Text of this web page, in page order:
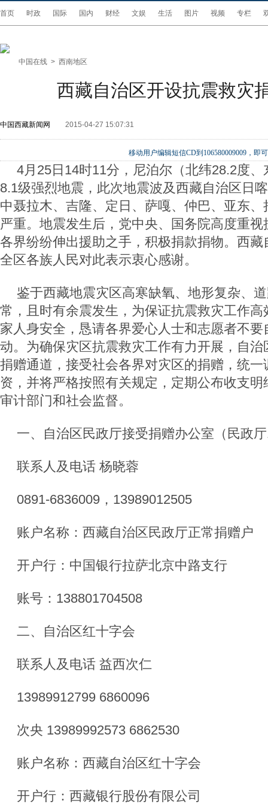
首页 时政 国际 国内 财经 文娱 生活 图片 视频 专栏
中国在线 > 西南地区
西藏自治区开设抗震救灾
中国西藏新闻网 2015-04-27 15:07:31
移动用户编辑短信CD到106580009009，即
4月25日14时11分，尼泊尔（北纬28.2度
8.1级强烈地震，此次地震波及西藏自治区日
中聂拉木、吉隆、定日、萨嘎、仲巴、亚东
严重。地震发生后，党中央、国务院高度重
各界纷纷伸出援助之手，积极捐款捐物。西
全区各族人民对此表示衷心感谢。
鉴于西藏地震灾区高寒缺氧、地形复杂、
常，且时有余震发生，为保证抗震救灾工作
家人身安全，恳请各界爱心人士和志愿者不
动。为确保灾区抗震救灾工作有力开展，自
捐赠通道，接受社会各界对灾区的捐赠，统
资，并将严格按照有关规定，定期公布收支
审计部门和社会监督。
一、自治区民政厅接受捐赠办公室（民政
联系人及电话 杨晓蓉
0891-6836009，13989012505
账户名称：西藏自治区民政厅正常捐赠户
开户行：中国银行拉萨北京中路支行
账号：138801704508
二、自治区红十字会
联系人及电话 益西次仁
13989912799 6860096
次央 13989992573 6862530
账户名称：西藏自治区红十字会
开户行：西藏银行股份有限公司